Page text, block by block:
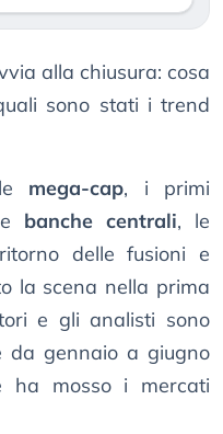
alla chiusura: cosa
sono stati i trend
mega-cap, i primi
banche centrali, le
delle fusioni e
la scena nella prima
e gli analisti sono
da gennaio a giugno
ha mosso i mercati